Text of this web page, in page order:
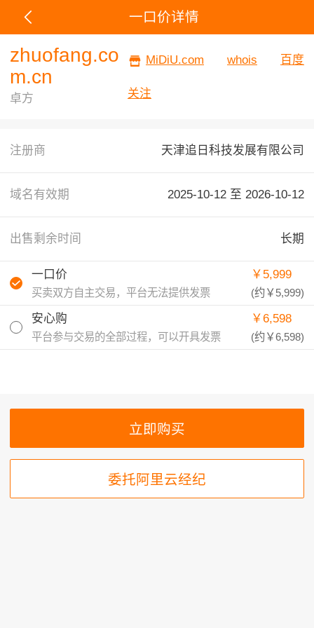
一口价详情
zhuofang.co
m.cn
卓方
MiDiU.com whois 百度
关注
注册商 天津追日科技发展有限公司
域名有效期 2025-10-12 至 2026-10-12
出售剩余时间 长期
一口价
买卖双方自主交易，平台无法提供发票
￥5,999
(约￥5,999)
安心购
平台参与交易的全部过程，可以开具发票
￥6,598
(约￥6,598)
委托阿里云经纪